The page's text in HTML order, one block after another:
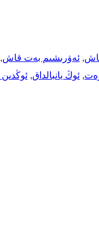
, ئەۋرىشىم بەت قاش,
, ئوڭ يانبالداق, ئوڭدىن